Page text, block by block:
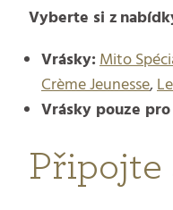
Vyberte si z
Vrásky:Mito
Crème Jeunesse,
Vrásky pouze
Připojte